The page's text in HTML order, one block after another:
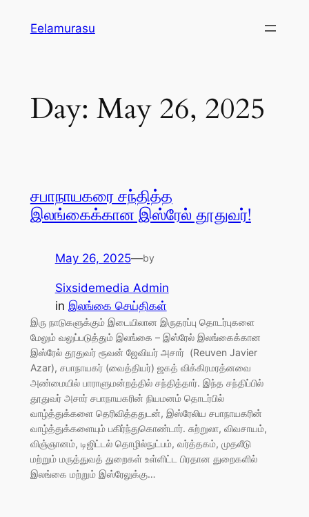
Eelamurasu
Day: May 26, 2025
சபாநாயகரை சந்தித்த
இலங்கைக்கான இஸ்ரேல் தூதுவர்!
May 26, 2025—by
Sixsidemedia Admin
in இலங்கை செய்திகள்
இரு நாடுகளுக்கும் இடையிலான இருதரப்பு தொடர்புகளை
மேலும் வலுப்படுத்தும் இலங்கை – இஸ்ரேல் இலங்கைக்கான
இஸ்ரேல் தூதுவர் ரூவன் ஜேவியர் அசார் (Reuven Javier
Azar), சபாநாயகர் (வைத்தியர்) ஜகத் விக்கிரமரத்னவை
அண்மையில் பாராளுமன்றத்தில் சந்தித்தார். இந்த சந்திப்பில்
தூதுவர் அசார் சபாநாயகரின் நியமனம் தொடர்பில்
வாழ்த்துக்களை தெரிவித்ததுடன், இஸ்ரேலிய சபாநாயகரின்
வாழ்த்துக்களையும் பகிர்ந்துகொண்டார். சுற்றுலா, விவசாயம்,
விஞ்ஞானம், டிஜிட்டல் தொழில்நுட்பம், வர்த்தகம், முதலீடு
மற்றும் மருத்துவத் துறைகள் உள்ளிட்ட பிரதான துறைகளில்
இலங்கை மற்றும் இஸ்ரேலுக்கு…